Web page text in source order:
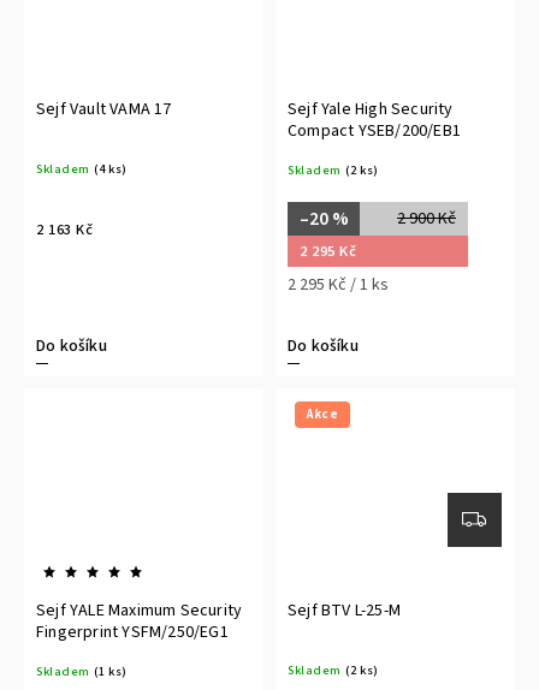
Sejf Vault VAMA 17
Skladem (4 ks)
2 163 Kč
Do košíku
Sejf Yale High Security
Compact YSEB/200/EB1
Skladem (2 ks)
2 900 Kč
–20 %
2 295 Kč
2 295 Kč / 1 ks
Do košíku
Sejf YALE Maximum Security
Fingerprint YSFM/250/EG1
Skladem (1 ks)
Akce
Sejf BTV L-25-M
Skladem (2 ks)